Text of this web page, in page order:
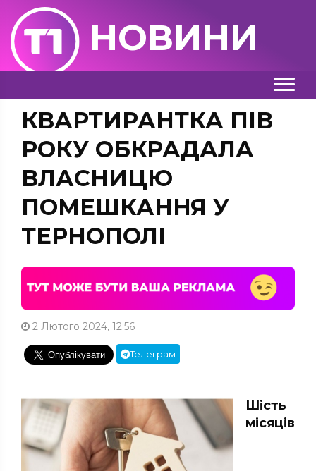
НОВИНИ
КВАРТИРАНТКА ПІВ
РОКУ ОБКРАДАЛА
ВЛАСНИЦЮ
ПОМЕШКАННЯ У
ТЕРНОПОЛІ
2 Лютого 2024, 12:56
Телеграм
Шість
місяців